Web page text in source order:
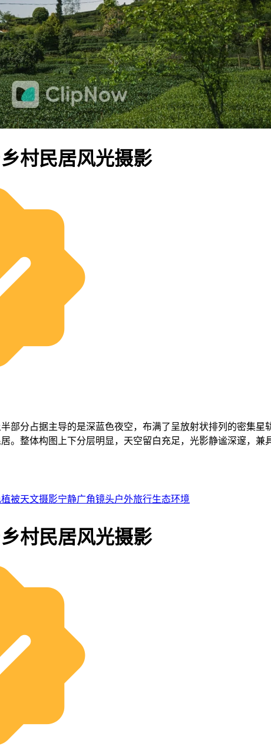
村民居风光摄影
部分占据主导的是深蓝色夜空，布满了呈放射状排列的密集
。整体构图上下分层明显，天空留白充足，光影静谧深邃，兼
被天文摄影宁静广角镜头户外旅行生态环境
村民居风光摄影